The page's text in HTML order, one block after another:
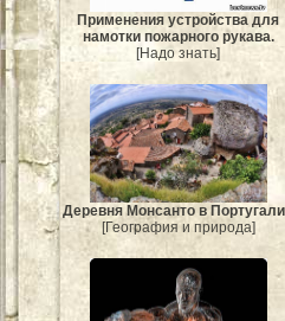
Применения устройства для
намотки пожарного рукава.
[Надо знать]
Деревня Монсанто в
[География и природа]